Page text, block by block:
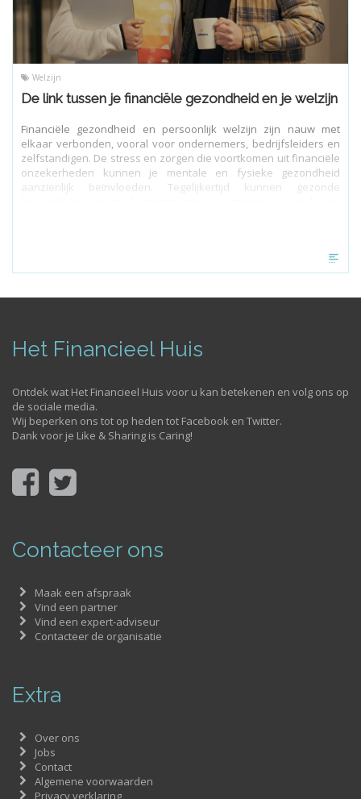
Welzijn
De link tussen je financiële gezondheid en je welzijn
Financiële gezondheid en persoonlijk welzijn zijn nauw met
elkaar verbonden, vooral voor ondernemers, bedrijfsleiders en
zelfstandigen. De stress en zorgen die voortkomen uit financiële
onzekerheden kunnen je mentale en fysieke gezondheid
aanzienlijk beïnvloeden. Tegelijkertijd kunnen gezonde
Het Financieel Huis
Ontdek wat Het Financieel Huis voor u kan betekenen en volg ons op
de sociale media.
Wij beperken ons tot op heden tot Facebook en Twitter.
Dank voor je Like & Sharing is Caring!
Contacteer ons
Maak een afspraak
Vind een partner
Vind een expert-adviseur
Contacteer de organisatie
Extra
Over ons
Jobs
Contact
Algemene voorwaarden
Privacy verklaring